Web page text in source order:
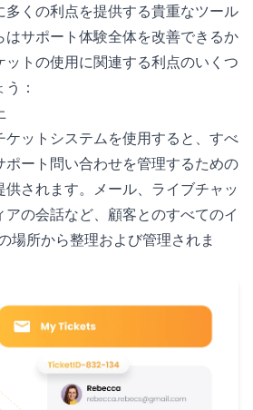
多くの利点を提供する貴重なツール
はサポート体験全体を改善できるか
ットの使用に関連する利点のいくつ
：
ケットシステムを使用すると、すべ
ポート問い合わせを管理するための
されます。メール、ライブチャッ
アの会話など、顧客とのすべてのイ
場所から整理および管理されま